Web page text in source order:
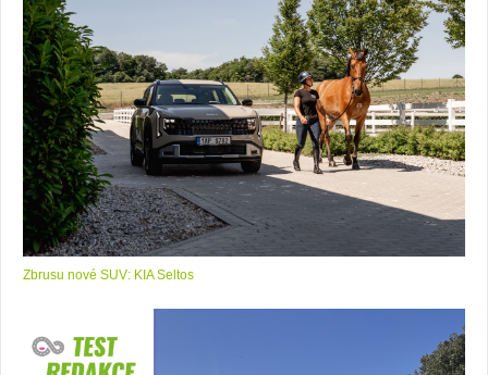
Zbrusu nové SUV: KIA Seltos